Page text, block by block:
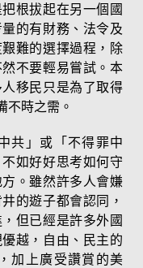
根拔起在另一個國
的有財務、法令及
難的選擇過程，除
不要輕易嘗試。本
移民只是為了取得
不時之需。
共」或「不得罪中
如好好思考如何守
。雖然許多人會嫌
的遊子都會認同，
但已經是許多外國
越，自由、民主的
加上廣受讚賞的美